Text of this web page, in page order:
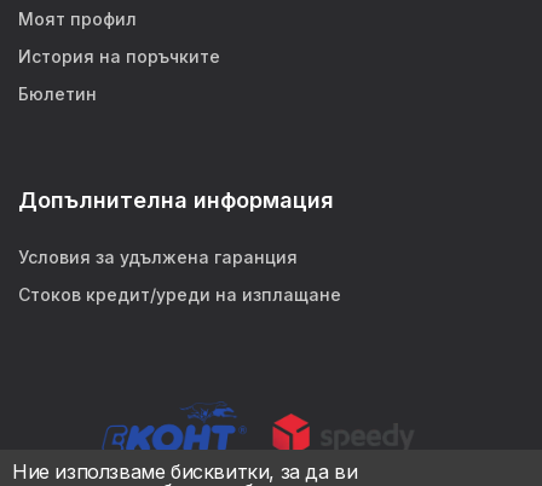
Ние използваме бисквитки, за да ви
Моят профил
История на поръчките
Бюлетин
Допълнителна информация
Условия за удължена гаранция
Стоков кредит/уреди на изплащане